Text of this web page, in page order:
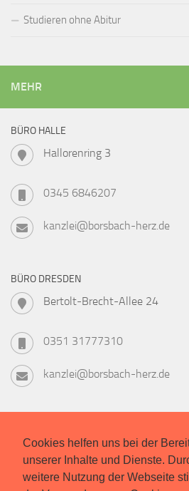
Cookies helfen uns bei der
unserer Inhalte und Dienste.
weitere Nutzung der Webseite
Studieren ohne Abitur
MEHR
BÜRO HALLE
Hallorenring 3
0345 6846207
kanzlei@borsbach-herz.de
BÜRO DRESDEN
Bertolt-Brecht-Allee 24
0351 31777310
kanzlei@borsbach-herz.de
Informieren Sie sich zu Geschichte, Verfahren,
in unserem kostenlosen